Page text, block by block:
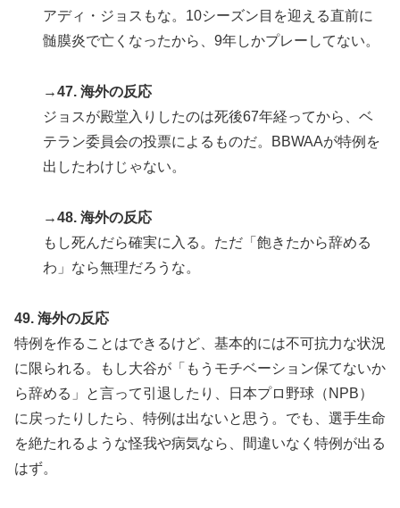
アディ・ジョスもな。10シーズン目を迎える直前に
髄膜炎で亡くなったから、9年しかプレーしてない。
→47. 海外の反応
ジョスが殿堂入りしたのは死後67年経ってから、ベ
テラン委員会の投票によるものだ。BBWAAが特例を
出したわけじゃない。
→48. 海外の反応
もし死んだら確実に入る。ただ「飽きたから辞める
わ」なら無理だろうな。
49. 海外の反応
特例を作ることはできるけど、基本的には不可抗力な状況
に限られる。もし大谷が「もうモチベーション保てないか
ら辞める」と言って引退したり、日本プロ野球（NPB）
に戻ったりしたら、特例は出ないと思う。でも、選手生命
を絶たれるような怪我や病気なら、間違いなく特例が出る
はず。